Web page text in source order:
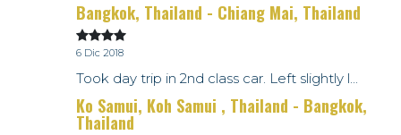
Bangkok, Thailand - Chiang Mai, Thailand
6 Dic 2018
Took day trip in 2nd class car. Left slightly l...
Ko Samui, Koh Samui , Thailand - Bangkok,
Thailand